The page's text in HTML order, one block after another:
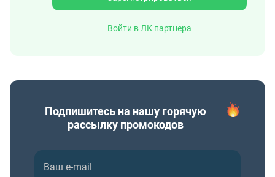
Войти в ЛК партнера
Подпишитесь на нашу горячую
рассылку промокодов